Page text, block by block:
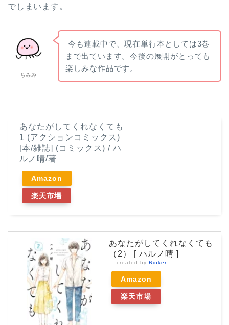
でしまいます。
ちみみ
今も連載中で、現在単行本としては3巻
まで出ています。今後の展開がとっても
楽しみな作品です。
あなたがしてくれなくても
1 (アクションコミックス)
[本/雑誌] (コミックス) / ハ
ルノ晴/著
Amazon
楽天市場
あなたがしてくれなくても
（2） [ ハルノ晴 ]
created by Rinker
Amazon
楽天市場